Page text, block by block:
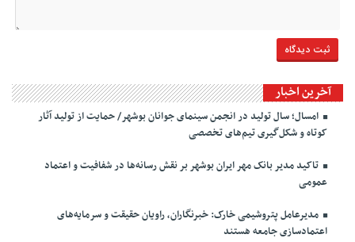
آخرین اخبار
امسال؛ سال تولید در انجمن سینمای جوانان بوشهر/ حمایت از تولید آثار
کوتاه و شکل‌گیری تیم‌های تخصصی
تاکید مدیر بانک مهر ایران بوشهر بر نقش رسانه‌ها در شفافیت و اعتماد
عمومی
مدیرعامل پتروشیمی خارک: خبرنگاران، راویان حقیقت و سرمایه‌های
اعتمادسازی جامعه هستند